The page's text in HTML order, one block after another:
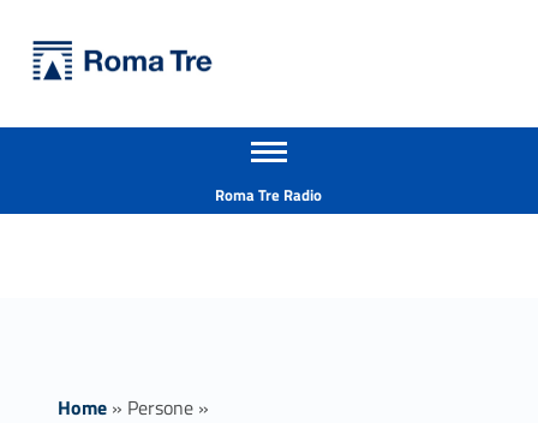
Dott.ssa LISA STILLO - Università Roma Tre
Apri il menu secondario
Roma Tre Radio
Home» Persone»